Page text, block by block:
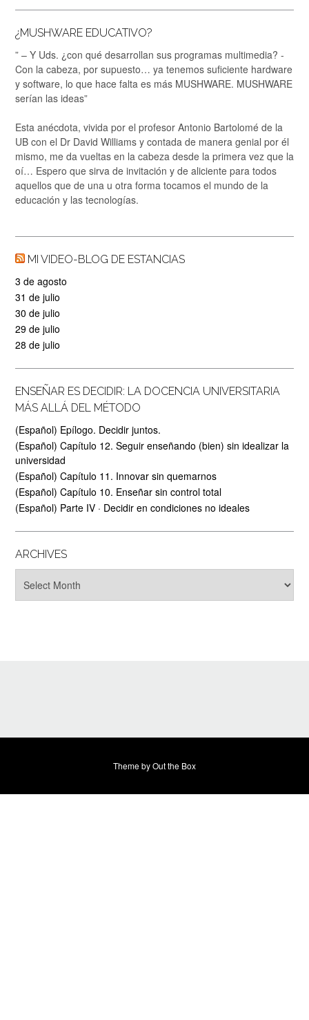
¿MUSHWARE EDUCATIVO?
” – Y Uds. ¿con qué desarrollan sus programas multimedia? -
Con la cabeza, por supuesto… ya tenemos suficiente hardware
y software, lo que hace falta es más MUSHWARE. MUSHWARE
serían las ideas”
Esta anécdota, vivida por el profesor Antonio Bartolomé de la
UB con el Dr David Williams y contada de manera genial por él
mismo, me da vueltas en la cabeza desde la primera vez que la
oí… Espero que sirva de invitación y de aliciente para todos
aquellos que de una u otra forma tocamos el mundo de la
educación y las tecnologías.
MI VIDEO-BLOG DE ESTANCIAS
3 de agosto
31 de julio
30 de julio
29 de julio
28 de julio
ENSEÑAR ES DECIDIR: LA DOCENCIA UNIVERSITARIA
MÁS ALLÁ DEL MÉTODO
(Español) Epílogo. Decidir juntos.
(Español) Capítulo 12. Seguir enseñando (bien) sin idealizar la
universidad
(Español) Capítulo 11. Innovar sin quemarnos
(Español) Capítulo 10. Enseñar sin control total
(Español) Parte IV · Decidir en condiciones no ideales
ARCHIVES
Theme byOut the Box